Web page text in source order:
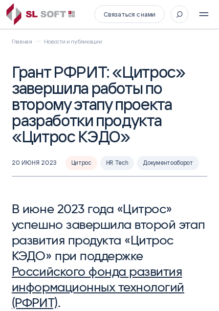
Связаться с нами
Главная Новости и публикации
Грант РФРИТ: «Цитрос»
завершила работы по
второму этапу проекта
разработки продукта
«Цитрос КЭДО»
20 ИЮНЯ 2023 Цитрос HR Tech Документооборот
В июне 2023 года «Цитрос»
успешно завершила второй этап
развития продукта «Цитрос
КЭДО» при поддержке
Российского фонда развития
информационных технологий
(РФРИТ).